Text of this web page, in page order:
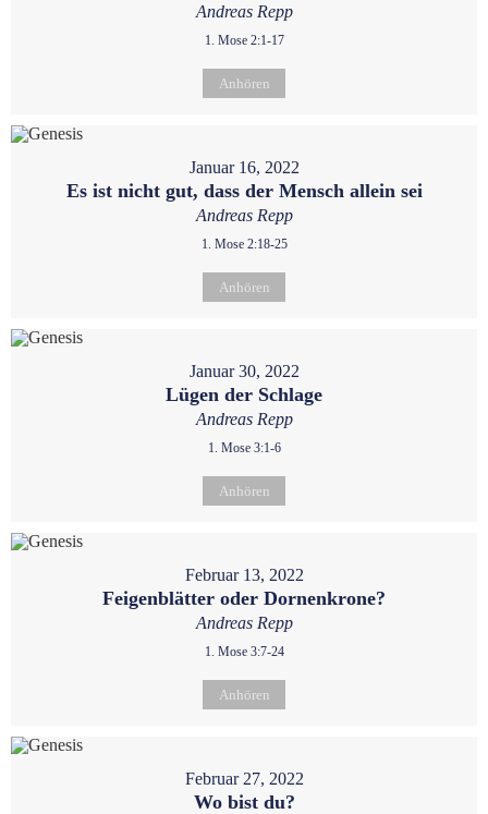
Andreas Repp
1. Mose 2:1-17
Anhören
Januar 16, 2022
Es ist nicht gut, dass der Mensch allein sei
Andreas Repp
1. Mose 2:18-25
Anhören
Januar 30, 2022
Lügen der Schlage
Andreas Repp
1. Mose 3:1-6
Anhören
Februar 13, 2022
Feigenblätter oder Dornenkrone?
Andreas Repp
1. Mose 3:7-24
Anhören
Februar 27, 2022
Wo bist du?